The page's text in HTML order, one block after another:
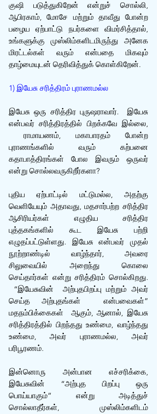
குஷி படுத்துகிறேன் என்றுச் சொல்லி,
ஆபிரகாம், மோசே மற்றும் தாவீது போன்ற
பழைய ஏற்பாட்டு நபர்களை விமர்சித்தால்,
உங்களுக்கு முஸ்லிம்களிடமிருந்து அனேக
மிரட்டல்கள் வரும் என்பதை மிகவும்
தாழ்மையுடன் தெரிவித்துக் கொள்கிறேன்.
1) இயேசு சரித்திரம் புராணமல்ல
இயேசு ஒரு சரித்திர புருஷராவார்.  இயேசு
என்பவர் சரித்திரத்தில் பிறக்கவே இல்லை,
ராமாயணம், மகாபாரதம் போன்ற
புராணங்களில் வரும் கற்பனை
கதாபாத்திரங்கள் போல இவரும் ஒருவர்
என்று சொல்லவருகிறீர்களா?
புதிய ஏற்பாட்டில் மட்டுமல்ல, அதற்கு
வெளியேயும் அதாவது, மதசார்பற்ற சரித்திர
ஆசிரியர்கள் எழுதிய சரித்திர
புத்தகங்களில் கூட இயேசு பற்றி
எழுதப்பட்டுள்ளது. இயேசு என்பவர் முதல்
நூற்றாண்டில் வாழ்ந்தார், அவரை
சிலுவையில் அறைந்து கொலை
செய்தார்கள் என்று சரித்திரம் சொல்கிறது.
“இயேசுவின்  அற்புதபிறப்பு மற்றும் அவர்
செய்த அற்புதங்கள்  என்பவைகள்”
மதநம்பிக்கைகள்  ஆகும், ஆனால், இயேசு
சரித்திரத்தில் பிறந்தது உண்மை, வாழ்ந்தது
உண்மை, அவர் புராணமல்ல, அவர்
பரிபூரணம்.
இன்னொரு அன்பான எச்சரிக்கை,
இயேசுவின் “அற்புத பிறப்பு ஒரு
பொய்யாகும்” என்று அடித்துச்
சொல்லாதீர்கள்,  முஸ்லிம்களிடம்